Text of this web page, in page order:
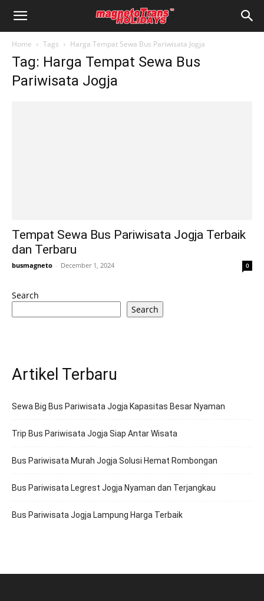
Home Tags Harga Tempat Sewa Bus Pariwisata Jogja
Tag: Harga Tempat Sewa Bus
Pariwisata Jogja
Tempat Sewa Bus Pariwisata Jogja Terbaik
dan Terbaru
busmagneto - December 1, 2024 0
Search
Search
Artikel Terbaru
Sewa Big Bus Pariwisata Jogja Kapasitas Besar Nyaman
Trip Bus Pariwisata Jogja Siap Antar Wisata
Bus Pariwisata Murah Jogja Solusi Hemat Rombongan
Bus Pariwisata Legrest Jogja Nyaman dan Terjangkau
Bus Pariwisata Jogja Lampung Harga Terbaik